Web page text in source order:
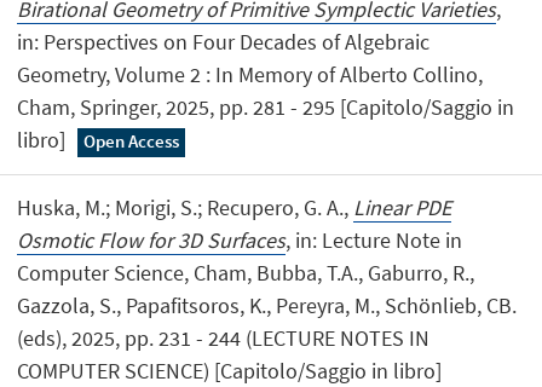
Birational Geometry of Primitive Symplectic Varieties,
in: Perspectives on Four Decades of Algebraic
Geometry, Volume 2 : In Memory of Alberto Collino,
Cham, Springer, 2025, pp. 281 - 295 [Capitolo/Saggio in
libro]
Open Access
Huska, M.; Morigi, S.; Recupero, G. A., Linear PDE
Osmotic Flow for 3D Surfaces, in: Lecture Note in
Computer Science, Cham, Bubba, T.A., Gaburro, R.,
Gazzola, S., Papafitsoros, K., Pereyra, M., Schönlieb, CB.
(eds), 2025, pp. 231 - 244 (LECTURE NOTES IN
COMPUTER SCIENCE) [Capitolo/Saggio in libro]